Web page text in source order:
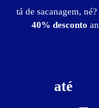
tá de sacanagem,
40% desconto
até